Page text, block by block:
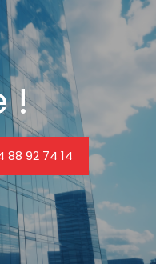
!
88 92 74 14